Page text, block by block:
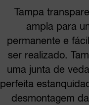
Tampa
ampla para
permanente e
ser realizado.
uma junta de
perfeita
desmontagem